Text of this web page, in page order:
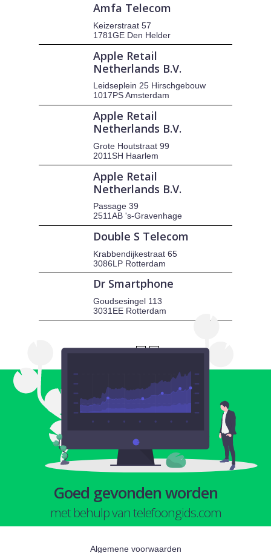
Amfa Telecom
Keizerstraat 57
1781GE Den Helder
Apple Retail
Netherlands B.V.
Leidseplein 25 Hirschgebouw
1017PS Amsterdam
Apple Retail
Netherlands B.V.
Grote Houtstraat 99
2011SH Haarlem
Apple Retail
Netherlands B.V.
Passage 39
2511AB 's-Gravenhage
Double S Telecom
Krabbendijkestraat 65
3086LP Rotterdam
Dr Smartphone
Goudsesingel 113
3031EE Rotterdam
Goed gevonden worden
met behulp van telefoongids.com
Algemene voorwaarden